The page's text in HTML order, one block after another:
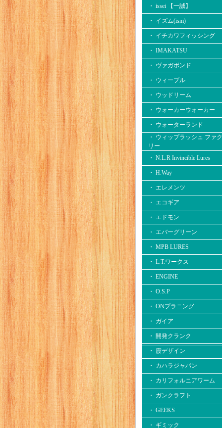
・ issei 【一誠】
・ イズム(ism)
・ イチカワフィッシング
・ IMAKATSU
・ ヴァガボンド
・ ウィーブル
・ ウッドリーム
・ ウォーカーウォーカー
・ ウォーターランド
・ ウィップラッシュ ファ
リー
・ N.L.R Invincible Lures
・ H.Way
・ エレメンツ
・ エコギア
・ エドモン
・ エバーグリーン
・ MPB LURES
・ L.T.ワークス
・ ENGINE
・ O.S.P
・ ONプラニング
・ ガイア
・ 開発クランク
・ 霞デザイン
・ カハラジャパン
・ カリフォルニアワーム
・ ガンクラフト
・ GEEKS
・ ギミック